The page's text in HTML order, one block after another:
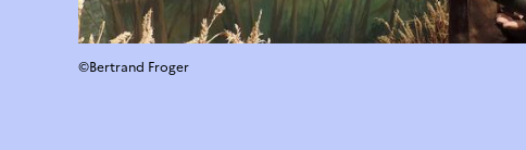
©Bertrand Froger